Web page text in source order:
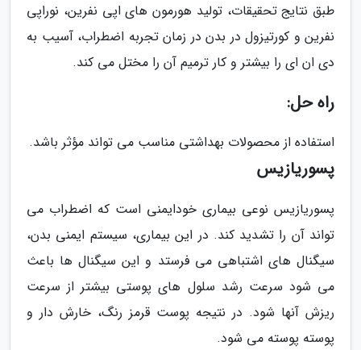
طبق نتایج تحقیقات، تولید هورمون های اپی نفرین، نوراپی
نفرین و کورتیزول در بدن در زمان تجربه اضطراب، آسیب به
دی ان ای را بیشتر و کار ترمیم آن را مختل می کند.
راه حل:
استفاده از محصولات بهداشتی مناسب می تواند مؤثر باشد.
پسوریازیس
پسوریازیس نوعی بیماری خودایمنی است که اضطراب می
تواند آن را تشدید کند. در این بیماری، سیستم ایمنی بدن،
سیگنال های اشتباهی می فرستد و این سیگنال ها باعث
می شود سرعت رشد سلول های پوستی بیشتر از سرعت
ریزش آنها شود. در نتیجه پوست قرمز رنگ، خارش دار و
پوسته پوسته می شود.